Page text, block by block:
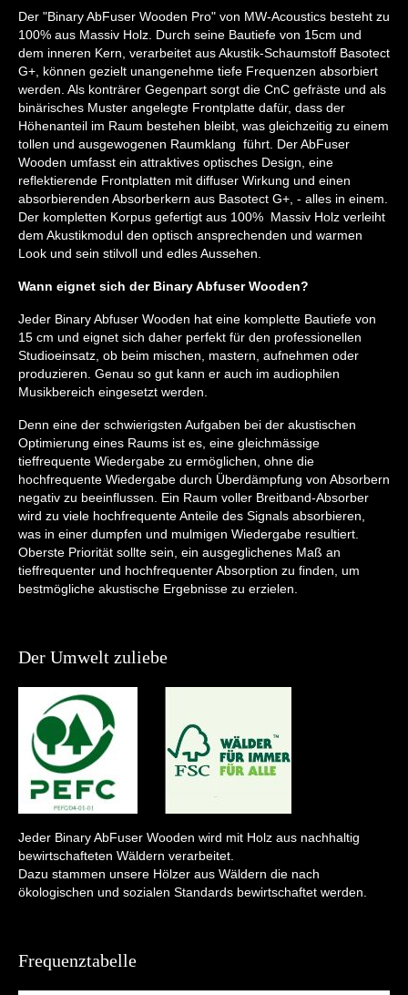
Der "Binary AbFuser Wooden Pro" von MW-Acoustics besteht zu
100% aus Massiv Holz. Durch seine Bautiefe von 15cm und
dem inneren Kern, verarbeitet aus Akustik-Schaumstoff Basotect
G+, können gezielt unangenehme tiefe Frequenzen absorbiert
werden. Als konträrer Gegenpart sorgt die CnC gefräste und als
binärisches Muster angelegte Frontplatte dafür, dass der
Höhenanteil im Raum bestehen bleibt, was gleichzeitig zu einem
tollen und ausgewogenen Raumklang führt. Der AbFuser
Wooden umfasst ein attraktives optisches Design, eine
reflektierende Frontplatten mit diffuser Wirkung und einen
absorbierenden Absorberkern aus Basotect G+, - alles in einem.
Der kompletten Korpus gefertigt aus 100% Massiv Holz verleiht
dem Akustikmodul den optisch ansprechenden und warmen
Look und sein stilvoll und edles Aussehen.
Wann eignet sich der Binary Abfuser Wooden?
Jeder Binary Abfuser Wooden hat eine komplette Bautiefe von
15 cm und eignet sich daher perfekt für den professionellen
Studioeinsatz, ob beim mischen, mastern, aufnehmen oder
produzieren. Genau so gut kann er auch im audiophilen
Musikbereich eingesetzt werden.
Denn eine der schwierigsten Aufgaben bei der akustischen
Optimierung eines Raums ist es, eine gleichmässige
tieffrequente Wiedergabe zu ermöglichen, ohne die
hochfrequente Wiedergabe durch Überdämpfung von Absorbern
negativ zu beeinflussen. Ein Raum voller Breitband-Absorber
wird zu viele hochfrequente Anteile des Signals absorbieren,
was in einer dumpfen und mulmigen Wiedergabe resultiert.
Oberste Priorität sollte sein, ein ausgeglichenes Maß an
tieffrequenter und hochfrequenter Absorption zu finden, um
bestmögliche akustische Ergebnisse zu erzielen.
Der Umwelt zuliebe
Jeder Binary AbFuser Wooden wird mit Holz aus nachhaltig
bewirtschafteten Wäldern verarbeitet.
Dazu stammen unsere Hölzer aus Wäldern die nach
ökologischen und sozialen Standards bewirtschaftet werden.
Frequenztabelle